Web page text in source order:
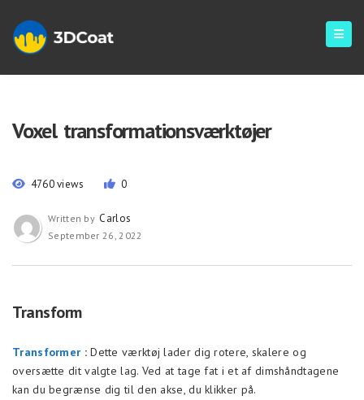
Voxel transformationsværktøjer
4760 views 0
Written by Carlos
September 26, 2022
Transform
Transformer :Dette værktøj lader dig rotere, skalere og
oversætte dit valgte lag. Ved at tage fat i et af dimshåndtagene
kan du begrænse dig til den akse, du klikker på.